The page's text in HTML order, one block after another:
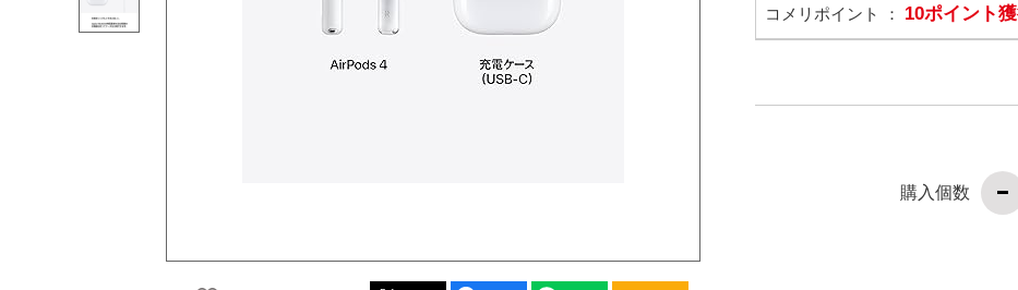
コメリポイント ： 10ポイント
購入個数